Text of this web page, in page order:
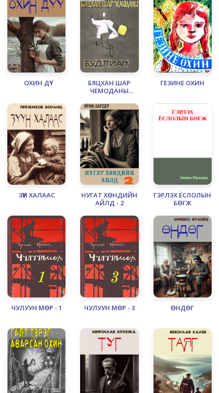
ОХИН ДҮҮ
БЯЦХАН ШАР
ЧЕМОДАНЫ
ГЕЗИНЕ ОХИН
ЗҮҮН ХАЛААС
НУГАТ ХӨНДИЙН
АЙЛД - 2
ГЭРЛЭХ ЁСЛОЛЫН
БӨГЖ
ЧУЛУУН МӨР - 1 ЧУЛУУН МӨР - 3 ӨНДӨГ